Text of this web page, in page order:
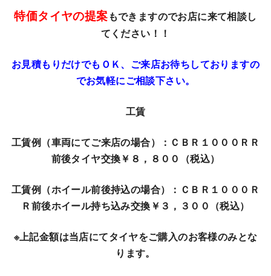
特価タイヤの提案もできますのでお店に来て相談し
てください！！
お見積もりだけでもＯＫ、ご来店お待ちしておりますの
でお気軽にご相談下さい。
工賃
工賃例（車両にてご来店の場合）：ＣＢＲ１０００ＲＲ
前後タイヤ交換￥８，８００（税込）
工賃例（ホイール前後持込の場合）：ＣＢＲ１０００Ｒ
Ｒ前後ホイール持ち込み交換￥３，３００（税込）
※上記金額は当店にてタイヤをご購入のお客様のみとな
ります。